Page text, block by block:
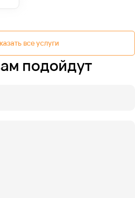
все услуги
подойдут